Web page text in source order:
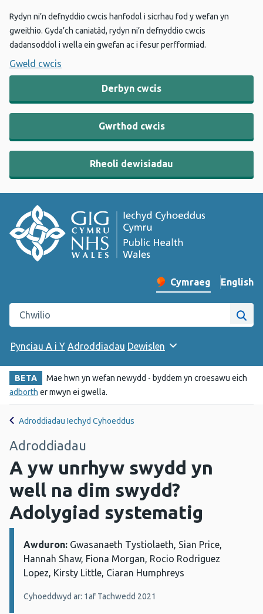
Rydyn ni’n defnyddio cwcis hanfodol i sicrhau fod y wefan yn
gweithio. Gyda’ch caniatâd, rydyn ni’n defnyddio cwcis
dadansoddol i wella ein gwefan ac i fesur perfformiad.
Gweld cwcis
Derbyn cwcis
Gwrthod cwcis
Rheoli dewisiadau
Newid iaith y wefan
Cymraeg English
–
Chwilio gwefan Iechyd Cyhoeddus Cymru
Pynciau A i Y Adroddiadau Dewislen
BETA
Mae hwn yn wefan newydd - byddem yn croesawu eich
adborth er mwyn ei gwella.
Adroddiadau Iechyd Cyhoeddus
Adroddiadau
A yw unrhyw swydd yn
well na dim swydd?
Adolygiad systematig
Manylion:
Awduron: Gwasanaeth Tystiolaeth, Sian Price,
Hannah Shaw, Fiona Morgan, Rocio Rodriguez
Lopez, Kirsty Little, Ciaran Humphreys
Cyhoeddwyd ar: 1af Tachwedd 2021